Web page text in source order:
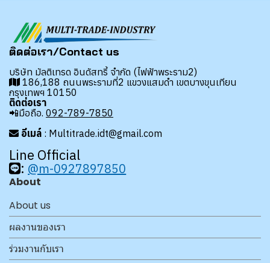
ติดต่อเรา/Contact us
บริษัท มัลติเทรด อินดัสทรี้ จำกัด (ไฟฟ้าพระราม2)
186,188 ถนนพระรามที่2 แขวงแสมดำ เขตบางขุนเทียน
กรุงเทพฯ 10150
ติดต่อเรา
📲มือถือ. 092-789-7850
อีเมล์ : Multitrade.idt@gmail.com
Line Official
: @m-0927897850
About
About us
ผลงานของเรา
ร่วมงานกับเรา